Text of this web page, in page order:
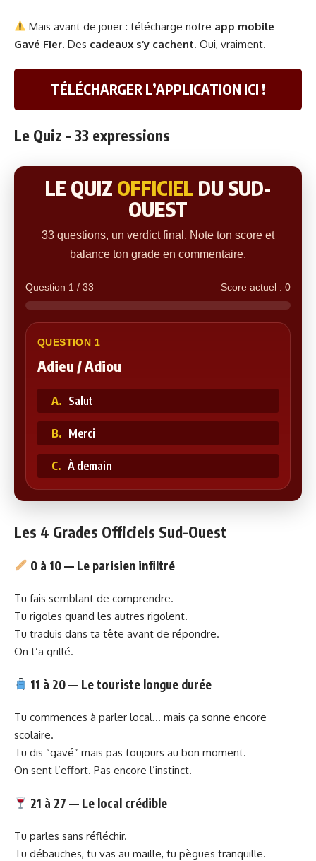
Mais avant de jouer : télécharge notre app mobile
Gavé Fier. Des cadeaux s’y cachent. Oui, vraiment.
TÉLÉCHARGER L’APPLICATION ICI !
Le Quiz – 33 expressions
LE QUIZ OFFICIEL DU SUD-
OUEST
33 questions, un verdict final. Note ton score et
balance ton grade en commentaire.
Question 1 / 33 Score actuel : 0
QUESTION 1
Adieu / Adiou
A. Salut
B. Merci
C. À demain
Les 4 Grades Officiels Sud-Ouest
0 à 10 — Le parisien infiltré
Tu fais semblant de comprendre.
Tu rigoles quand les autres rigolent.
Tu traduis dans ta tête avant de répondre.
On t’a grillé.
11 à 20 — Le touriste longue durée
Tu commences à parler local… mais ça sonne encore
scolaire.
Tu dis “gavé” mais pas toujours au bon moment.
On sent l’effort. Pas encore l’instinct.
21 à 27 — Le local crédible
Tu parles sans réfléchir.
Tu débauches, tu vas au maille, tu pègues tranquille.